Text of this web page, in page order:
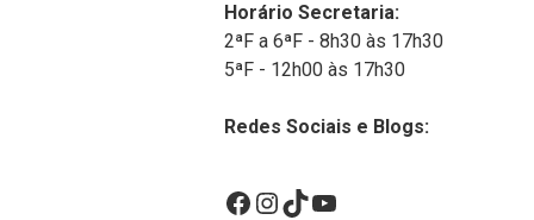
Horário Secretaria:
2ªF a 6ªF - 8h30 às 17h30
5ªF - 12h00 às 17h30
Redes Sociais e Blogs:
Facebook
Instagram
TikTok
YouTube